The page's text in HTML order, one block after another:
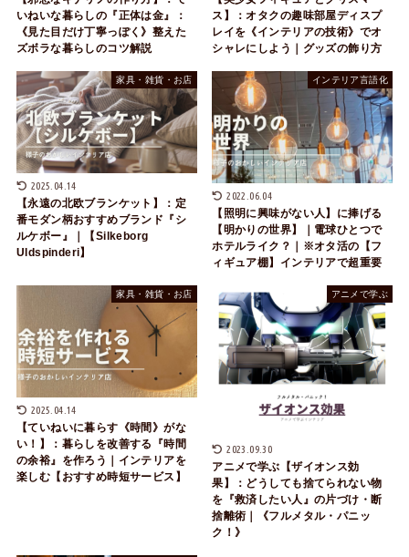
いねいな暮らしの『正体は金』：
《見た目だけ丁寧っぽく》整えた
ズボラな暮らしのコツ解説
ス】：オタクの趣味部屋ディスプ
レイを《インテリアの技術》でオ
シャレにしよう｜グッズの飾り方
家具・雑貨・お店
2025.04.14
【永遠の北欧ブランケット】：定
番モダン柄おすすめブランド『シ
ルケボー』｜【Silkeborg
Uldspinderi】
インテリア言語化
2022.06.04
【照明に興味がない人】に捧げる
【明かりの世界】｜電球ひとつで
ホテルライク？｜※オタ活の【フ
ィギュア棚】インテリアで超重要
家具・雑貨・お店
2025.04.14
【ていねいに暮らす《時間》がな
い！】：暮らしを改善する『時間
の余裕』を作ろう｜インテリアを
楽しむ【おすすめ時短サービス】
アニメで学ぶ
2023.09.30
アニメで学ぶ【ザイオンス効
果】：どうしても捨てられない物
を『救済したい人』の片づけ・断
捨離術｜《フルメタル・パニッ
ク！》